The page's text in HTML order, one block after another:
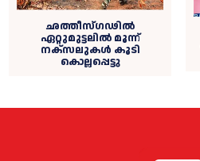
ഛത്തീസ്ഗഢില്‍
ഏറ്റുമുട്ടലില്‍ മൂന്ന്
നക്‌സലുകള്‍ കൂടി
കൊല്ലപ്പെട്ടു